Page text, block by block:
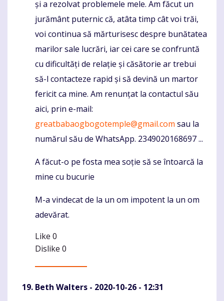
și a rezolvat problemele mele. Am făcut un
jurământ puternic că, atâta timp cât voi trăi,
voi continua să mărturisesc despre bunătatea
marilor sale lucrări, iar cei care se confruntă
cu dificultăți de relație și căsătorie ar trebui
să-l contacteze rapid și să devină un martor
fericit ca mine. Am renunțat la contactul său
aici, prin e-mail:
greatbabaogbogotemple@gmail.com sau la
numărul său de WhatsApp. 2349020168697 ...
A făcut-o pe fosta mea soție să se întoarcă la
mine cu bucurie
M-a vindecat de la un om impotent la un om
adevărat.
Like 0
Dislike 0
Beth Walters - 2020-10-26 - 12:31